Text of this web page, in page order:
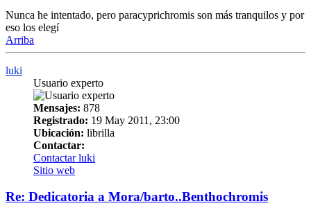
Nunca he intentado, pero paracyprichromis son más tranquilos y por
eso los elegí
Arriba
luki
Usuario experto
Mensajes: 878
Registrado: 19 May 2011, 23:00
Ubicación: librilla
Contactar:
Contactar luki
Sitio web
Re: Dedicatoria a Mora/barto..Benthochromis